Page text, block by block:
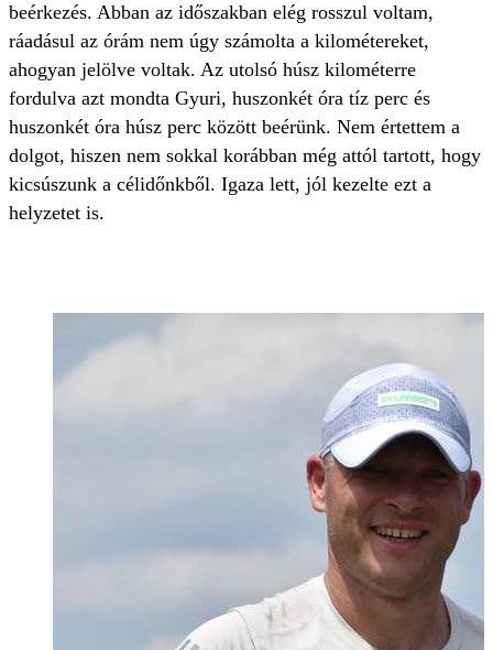
beérkezés. Abban az időszakban elég rosszul voltam,
ráadásul az órám nem úgy számolta a kilométereket,
ahogyan jelölve voltak. Az utolsó húsz kilométerre
fordulva azt mondta Gyuri, huszonkét óra tíz perc és
huszonkét óra húsz perc között beérünk. Nem értettem a
dolgot, hiszen nem sokkal korábban még attól tartott, hogy
kicsúszunk a célidőnkből. Igaza lett, jól kezelte ezt a
helyzetet is.